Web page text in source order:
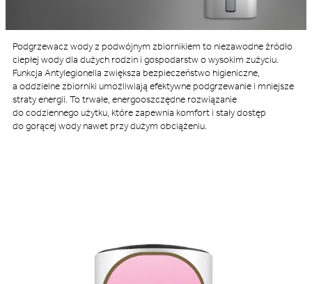
Podgrzewacz wody z podwójnym zbiornikiem to niezawodne źródło
ciepłej wody dla dużych rodzin i gospodarstw o wysokim zużyciu.
Funkcja Antylegionella zwiększa bezpieczeństwo higieniczne,
a oddzielne zbiorniki umożliwiają efektywne podgrzewanie i mniejsze
straty energii. To trwałe, energooszczędne rozwiązanie
do codziennego użytku, które zapewnia komfort i stały dostęp
do gorącej wody nawet przy dużym obciążeniu.